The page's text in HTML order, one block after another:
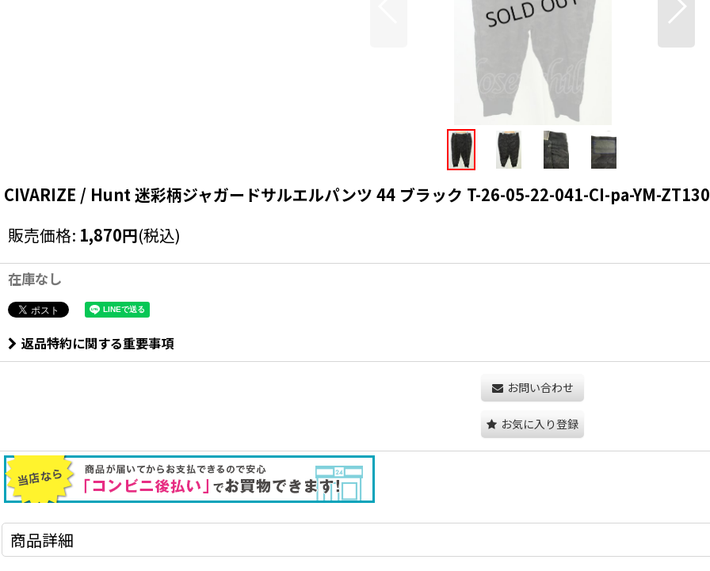
CIVARIZE / Hunt 迷彩柄ジャガードサルエルパンツ 44 ブラック T-26-05-22-041-CI-pa-YM-ZT130
販売価格: 1,870円(税込)
在庫なし
返品特約に関する重要事項
お問い合わせ
お気に入り登録
商品詳細